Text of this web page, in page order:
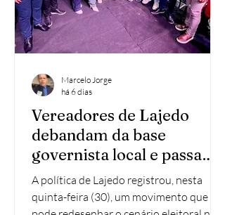
Vereadores de Lajedo
debandam da base
governista local e passam
a apoiar reeleição de
Raquel Lyra
A política de Lajedo registrou, nesta
quinta-feira (30), um movimento que
Marcelo Jorge
há 6 dias